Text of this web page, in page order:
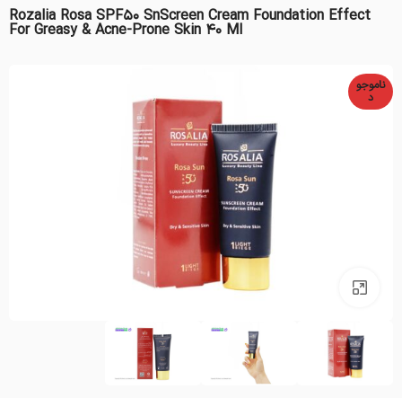
Rozalia Rosa SPF50 SnScreen Cream Foundation Effect
For Greasy & Acne-Prone Skin 40 Ml
ناموجو
د
بزرگنمایی تصویر